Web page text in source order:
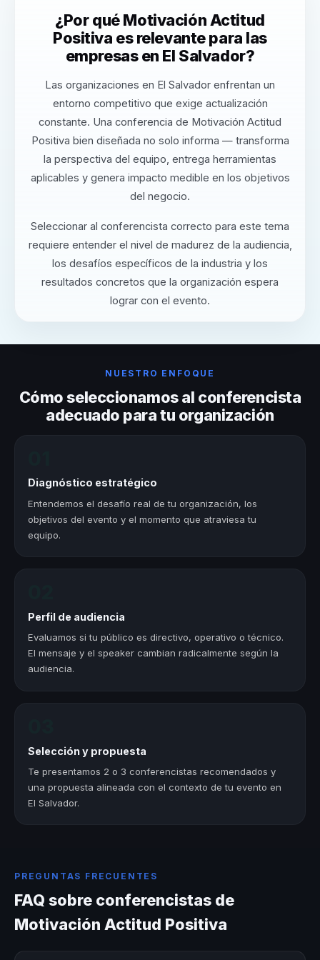
¿Por qué Motivación Actitud
Positiva es relevante para las
empresas en El Salvador?
Las organizaciones en El Salvador enfrentan un
entorno competitivo que exige actualización
constante. Una conferencia de Motivación Actitud
Positiva bien diseñada no solo informa — transforma
la perspectiva del equipo, entrega herramientas
aplicables y genera impacto medible en los objetivos
del negocio.
Seleccionar al conferencista correcto para este tema
requiere entender el nivel de madurez de la audiencia,
los desafíos específicos de la industria y los
resultados concretos que la organización espera
lograr con el evento.
NUESTRO ENFOQUE
Cómo seleccionamos al conferencista
adecuado para tu organización
Diagnóstico estratégico
Entendemos el desafío real de tu organización, los
objetivos del evento y el momento que atraviesa tu
equipo.
Perfil de audiencia
Evaluamos si tu público es directivo, operativo o técnico.
El mensaje y el speaker cambian radicalmente según la
audiencia.
Selección y propuesta
Te presentamos 2 o 3 conferencistas recomendados y
una propuesta alineada con el contexto de tu evento en
El Salvador.
PREGUNTAS FRECUENTES
FAQ sobre conferencistas de
Motivación Actitud Positiva